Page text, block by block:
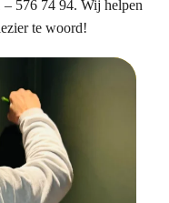
– 576 74 94. Wij helpen
te woord!